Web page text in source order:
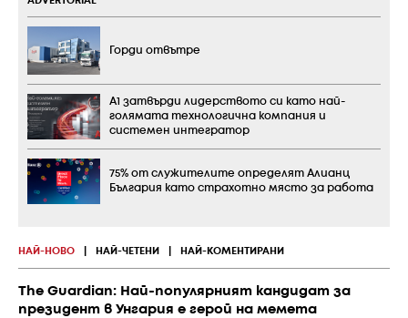
НАЙ-НОВО НАЙ-ЧЕТЕНИ НАЙ-КОМЕНТИРАНИ
The Guardian: Най-популярният кандидат за
президент в Унгария е герой на мемета
Горди отвътре
А1 затвърди лидерството си като най-
голямата технологична компания и
системен интегратор
75% от служителите определят Алианц
България като страхотно място за работа